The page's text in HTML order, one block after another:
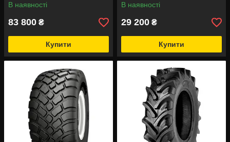
В наявності
83 800 ₴
Купити
В наявності
29 200 ₴
Купити